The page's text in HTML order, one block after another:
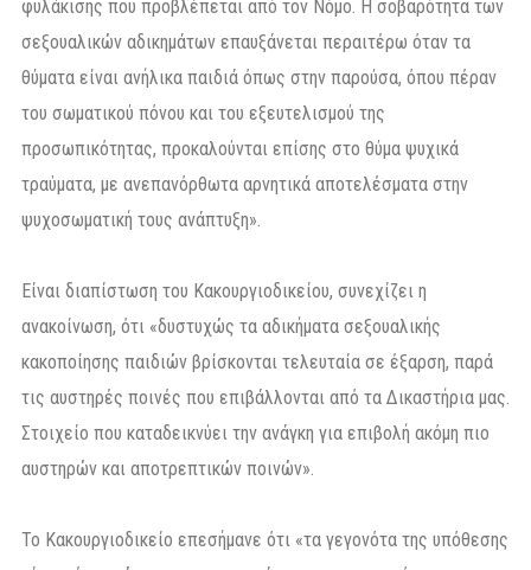
φυλάκισης που προβλέπεται από τον Νόμο. Η σοβαρότητα των
σεξουαλικών αδικημάτων επαυξάνεται περαιτέρω όταν τα
θύματα είναι ανήλικα παιδιά όπως στην παρούσα, όπου πέραν
του σωματικού πόνου και του εξευτελισμού της
προσωπικότητας, προκαλούνται επίσης στο θύμα ψυχικά
τραύματα, με ανεπανόρθωτα αρνητικά αποτελέσματα στην
ψυχοσωματική τους ανάπτυξη».
Είναι διαπίστωση του Κακουργιοδικείου, συνεχίζει η
ανακοίνωση, ότι «δυστυχώς τα αδικήματα σεξουαλικής
κακοποίησης παιδιών βρίσκονται τελευταία σε έξαρση, παρά
τις αυστηρές ποινές που επιβάλλονται από τα Δικαστήρια μας.
Στοιχείο που καταδεικνύει την ανάγκη για επιβολή ακόμη πιο
αυστηρών και αποτρεπτικών ποινών».
Το Κακουργιοδικείο επεσήμανε ότι «τα γεγονότα της υπόθεσης